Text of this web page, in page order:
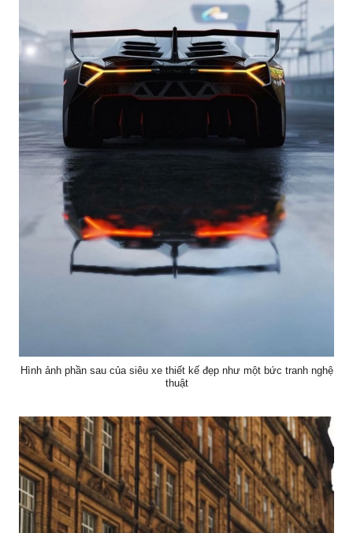
Hình ảnh phần sau của siêu xe thiết kế đẹp như một bức tranh nghệ
thuật